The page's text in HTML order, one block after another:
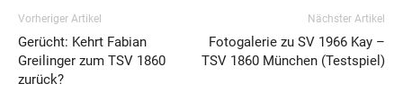
Vorheriger Artikel
Gerücht: Kehrt Fabian
Greilinger zum TSV 1860
zurück?
Nächster Artikel
Fotogalerie zu SV 1966 Kay –
TSV 1860 München (Testspiel)